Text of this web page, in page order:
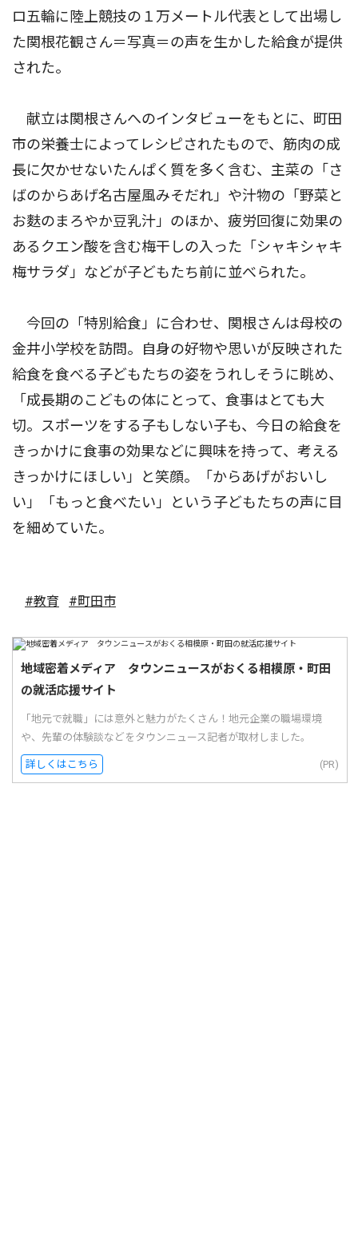
ロ五輪に陸上競技の１万メートル代表として出場し
た関根花観さん＝写真＝の声を生かした給食が提供
された。
献立は関根さんへのインタビューをもとに、町田
市の栄養士によってレシピされたもので、筋肉の成
長に欠かせないたんぱく質を多く含む、主菜の「さ
ばのからあげ名古屋風みそだれ」や汁物の「野菜と
お麩のまろやか豆乳汁」のほか、疲労回復に効果の
あるクエン酸を含む梅干しの入った「シャキシャキ
梅サラダ」などが子どもたち前に並べられた。
今回の「特別給食」に合わせ、関根さんは母校の
金井小学校を訪問。自身の好物や思いが反映された
給食を食べる子どもたちの姿をうれしそうに眺め、
「成長期のこどもの体にとって、食事はとても大
切。スポーツをする子もしない子も、今日の給食を
きっかけに食事の効果などに興味を持って、考える
きっかけにほしい」と笑顔。「からあげがおいし
い」「もっと食べたい」という子どもたちの声に目
を細めていた。
#教育 #町田市
地域密着メディア タウンニュースがおくる相模原・町田
の就活応援サイト
「地元で就職」には意外と魅力がたくさん！地元企業の職場環境
や、先輩の体験談などをタウンニュース記者が取材しました。
詳しくはこちら (PR)